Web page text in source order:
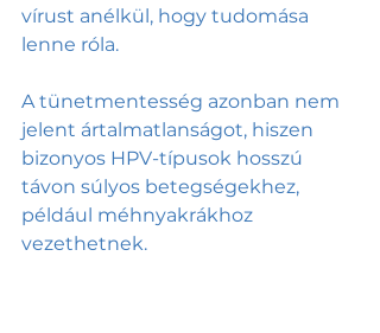
vírust anélkül, hogy tudomása
lenne róla.
A tünetmentesség azonban nem
jelent ártalmatlanságot, hiszen
bizonyos HPV-típusok hosszú
távon súlyos betegségekhez,
például méhnyakrákhoz
vezethetnek.